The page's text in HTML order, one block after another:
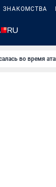
ЗНАКОМСТВА
во время